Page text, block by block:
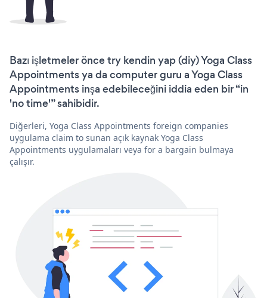
Bazı işletmeler önce try kendin yap (diy) Yoga Class
Appointments ya da computer guru a Yoga Class
Appointments inşa edebileceğini iddia eden bir “in
'no time'” sahibidir.
Diğerleri, Yoga Class Appointments foreign companies
uygulama claim to sunan açık kaynak Yoga Class
Appointments uygulamaları veya for a bargain bulmaya
çalışır.